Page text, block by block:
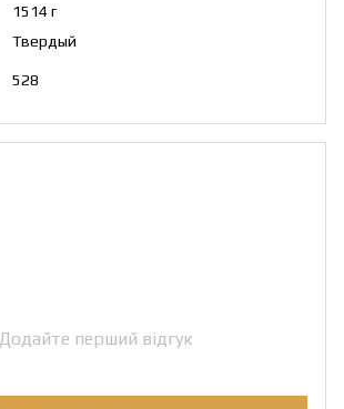
1514 г
Твердый
528
Додайте перший відгук